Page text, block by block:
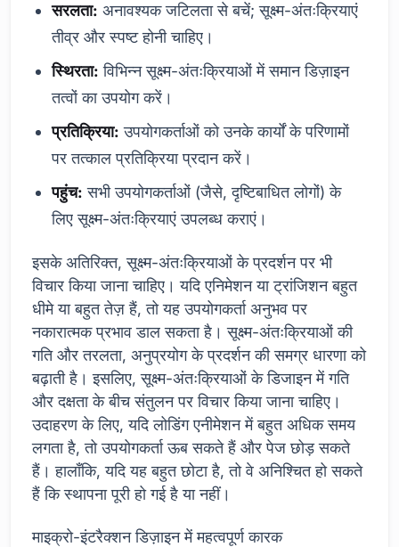
सरलता: अनावश्यक जटिलता से बचें; सूक्ष्म-अंतःक्रियाएं
तीव्र और स्पष्ट होनी चाहिए।
स्थिरता: विभिन्न सूक्ष्म-अंतःक्रियाओं में समान डिज़ाइन
तत्वों का उपयोग करें।
प्रतिक्रिया: उपयोगकर्ताओं को उनके कार्यों के परिणामों
पर तत्काल प्रतिक्रिया प्रदान करें।
पहुंच: सभी उपयोगकर्ताओं (जैसे, दृष्टिबाधित लोगों) के
लिए सूक्ष्म-अंतःक्रियाएं उपलब्ध कराएं।
इसके अतिरिक्त, सूक्ष्म-अंतःक्रियाओं के प्रदर्शन पर भी
विचार किया जाना चाहिए। यदि एनिमेशन या ट्रांजिशन बहुत
धीमे या बहुत तेज़ हैं, तो यह उपयोगकर्ता अनुभव पर
नकारात्मक प्रभाव डाल सकता है। सूक्ष्म-अंतःक्रियाओं की
गति और तरलता, अनुप्रयोग के प्रदर्शन की समग्र धारणा को
बढ़ाती है। इसलिए, सूक्ष्म-अंतःक्रियाओं के डिजाइन में गति
और दक्षता के बीच संतुलन पर विचार किया जाना चाहिए।
उदाहरण के लिए, यदि लोडिंग एनीमेशन में बहुत अधिक समय
लगता है, तो उपयोगकर्ता ऊब सकते हैं और पेज छोड़ सकते
हैं। हालाँकि, यदि यह बहुत छोटा है, तो वे अनिश्चित हो सकते
हैं कि स्थापना पूरी हो गई है या नहीं।
माइक्रो-इंटरैक्शन डिज़ाइन में महत्वपूर्ण कारक